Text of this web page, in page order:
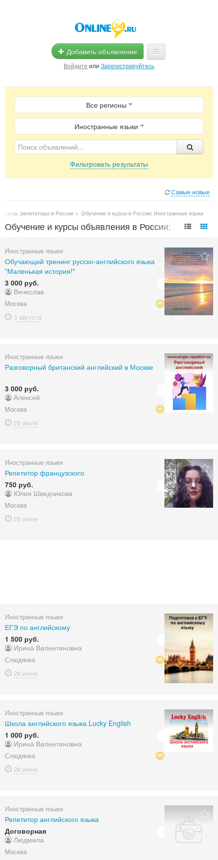
Добавить объявление
Войдите или Зарегистрируйтесь
Главная
Помощь
Услуги
Магазины
Все регионы
Иностранные языки
Фильтровать результаты
Самые новые
репетиторы в России ▸ Обучение и курсы в России: Иностранные языки
Обучение и курсы объявления в России:
Иностранные языки
Обучающий тренинг русско-английского языка
"Маленькая история!"
3 000 руб.
Вячеслав
Москва
3 августа
Иностранные языки
Разговорный британский английский в Москве
3 000 руб.
Алексей
Москва
22 июля
Иностранные языки
Репетитор французского
750 руб.
Юлия Шведчикова
Москва
28 июня
Иностранные языки
ЕГЭ по английскому
1 500 руб.
Ирина Валентиновна
Слюдянка
28 июня
Иностранные языки
Школа английского языка Lucky English
1 000 руб.
Ирина Валентиновна
Слюдянка
28 июня
Иностранные языки
Репетитор английского языка
Договорная
Людмила
Москва